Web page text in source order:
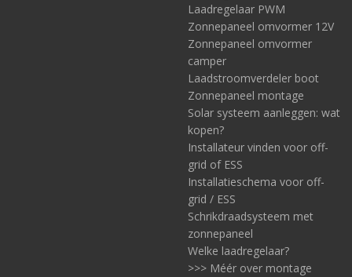
Laadregelaar PWM
Zonnepaneel omvormer 12V
Zonnepaneel omvormer
camper
Laadstroomverdeler boot
Zonnepaneel montage
Solar systeem aanleggen: wat
kopen?
Installateur vinden voor off-
grid of ESS
Installatieschema voor off-
grid / ESS
Schrikdraadsysteem met
zonnepaneel
Welke laadregelaar?
>>> Méér over montage